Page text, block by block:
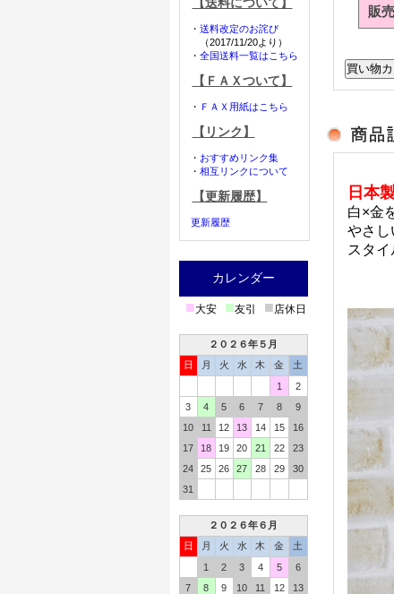
・ 送料改定のお詫び
（2017/11/20より）
・ 全国送料一覧はこちら
【ＦＡＸついて】
・ ＦＡＸ用紙はこちら
【リンク】
・ おすすめリンク集
・ 相互リンクについて
【更新履歴】
更新履歴
カレンダー
■大安 ■友引 ■店休日
２０２６年５月
日
月 火 水 木 金
土
1
2
3
4 5 6 7 8
9
10
11 12 13 14 15
16
17
18 19 20 21 22
23
24
25 26 27 28 29
30
31
２０２６年６月
日
月 火 水 木 金
土
1
2 3 4 5
6
7
8 9 10 11 12
13
販
日本
白×金
やさし
スタイ